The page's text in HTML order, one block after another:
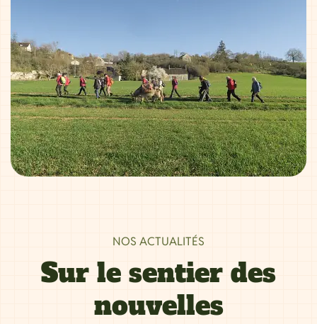
NOS ACTUALITÉS
Sur le sentier des
nouvelles